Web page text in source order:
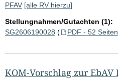
PFAV [alle RV hierzu]
Stellungnahmen/Gutachten (1):
SG2606190028 ( PDF - 52 Seiten
KOM-Vorschlag zur